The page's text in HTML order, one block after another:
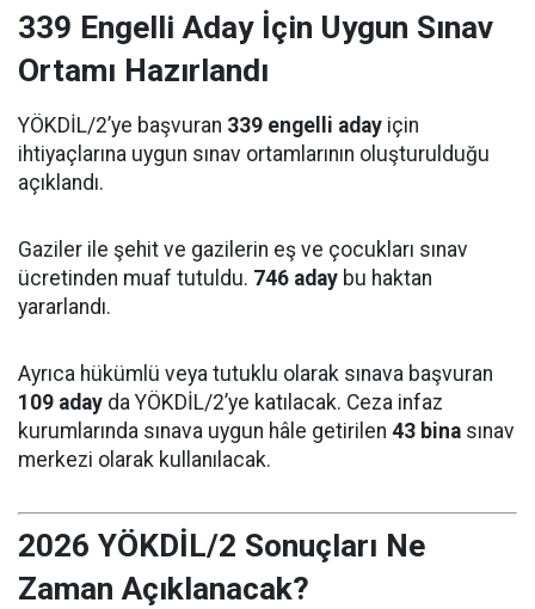
339 Engelli Aday İçin Uygun Sınav
Ortamı Hazırlandı
YÖKDİL/2’ye başvuran 339 engelli aday için
ihtiyaçlarına uygun sınav ortamlarının oluşturulduğu
açıklandı.
Gaziler ile şehit ve gazilerin eş ve çocukları sınav
ücretinden muaf tutuldu. 746 aday bu haktan
yararlandı.
Ayrıca hükümlü veya tutuklu olarak sınava başvuran
109 aday da YÖKDİL/2’ye katılacak. Ceza infaz
kurumlarında sınava uygun hâle getirilen 43 bina sınav
merkezi olarak kullanılacak.
2026 YÖKDİL/2 Sonuçları Ne
Zaman Açıklanacak?